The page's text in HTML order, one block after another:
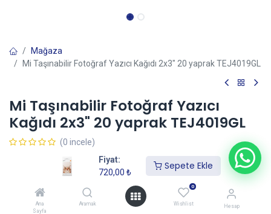
Fiyat:
720,00 ₺
Sepete Ekle
Ana
Sayfa
Aramak
0
Wishlist Hesap
Mağaza
Mi Taşınabilir Fotoğraf Yazıcı Kağıdı 2x3" 20 yaprak TEJ4019GL
Mi Taşınabilir Fotoğraf Yazıcı
Kağıdı 2x3" 20 yaprak TEJ4019GL
(0 incele)
₺
Sepete Ekle